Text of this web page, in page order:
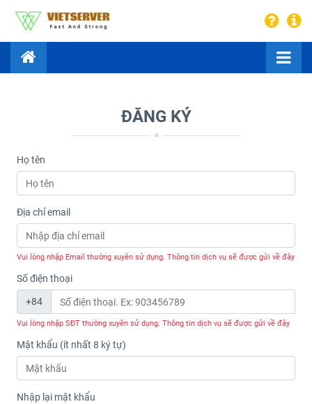
ĐĂNG KÝ
Họ tên
Địa chỉ email
Vui lòng nhập Email thường xuyên sử dụng. Thông tin dịch vụ sẽ được gửi về đây
Số điện thoại
+84
Vui lòng nhập SĐT thường xuyên sử dụng. Thông tin dịch vụ sẽ được gửi về đây
Mật khẩu (ít nhất 8 ký tự)
Nhập lại mật khẩu